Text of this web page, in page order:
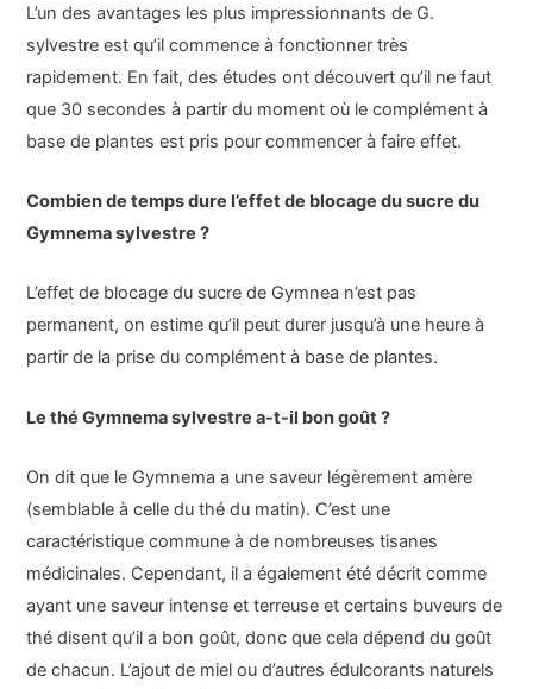
L’un des avantages les plus impressionnants de G.
sylvestre est qu’il commence à fonctionner très
rapidement. En fait, des études ont découvert qu’il ne faut
que 30 secondes à partir du moment où le complément à
base de plantes est pris pour commencer à faire effet.
Combien de temps dure l’effet de blocage du sucre du
Gymnema sylvestre ?
L’effet de blocage du sucre de Gymnea n’est pas
permanent, on estime qu’il peut durer jusqu’à une heure à
partir de la prise du complément à base de plantes.
Le thé Gymnema sylvestre a-t-il bon goût ?
On dit que le Gymnema a une saveur légèrement amère
(semblable à celle du thé du matin). C’est une
caractéristique commune à de nombreuses tisanes
médicinales. Cependant, il a également été décrit comme
ayant une saveur intense et terreuse et certains buveurs de
thé disent qu’il a bon goût, donc que cela dépend du goût
de chacun. L’ajout de miel ou d’autres édulcorants naturels